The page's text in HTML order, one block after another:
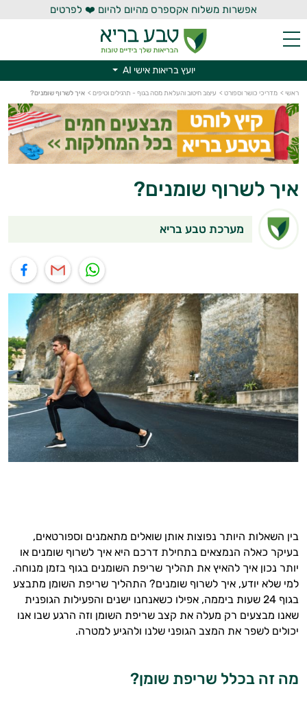
אפשרות משלוח אקספרס מהיום להיום ❤️ לפרטים
יועץ בריאות אישי AI
ראשי > מדריכי כושר וספורט > עיצוב חיטוב והעלאת מסה בגוף - תרגילים וטיפים > איך לשרוף שומנים?
איך לשרוף שומנים?
מערכת טבע בריא
בין השאלות היותר נפוצות אותן שואלים מתאמנים וספורטאים,
בעיקר כאלה הנמצאים בתחילת דרכם היא איך לשרוף שומנים או
יותר נכון איך להאיץ את תהליך שריפת השומנים בגוף בזמן מנוחה.
למי שלא יודע, איך לשרוף שומנים? התהליך שריפת השומן מתבצע
בגוף 24 שעות ביממה, אפילו כשאנחנו ישנים והפעילות הגופנית
שאנו מבצעים רק מעלה את קצב שריפת השומן וזה הרגע שבו אנו
יכולים לשפר את המצב הגופני שלנו ולהגיע למטרה.
מה זה בכלל שריפת שומן?
יועץ בריאות אישי AI